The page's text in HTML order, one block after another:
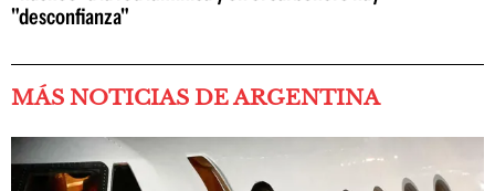
"desconfianza"
MÁS NOTICIAS DE ARGENTINA